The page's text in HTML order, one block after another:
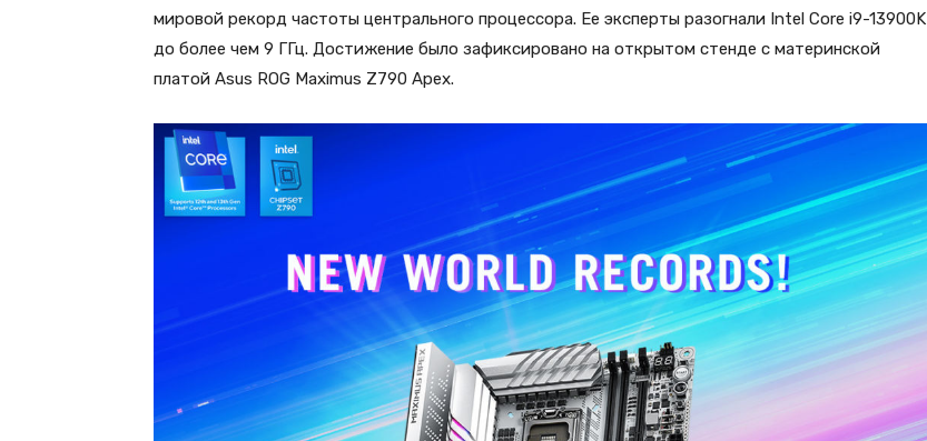
мировой рекорд частоты центрального процессора. Ее эксперты разогнали Intel Core i9-13900K
до более чем 9 ГГц. Достижение было зафиксировано на открытом стенде с материнской
платой Asus ROG Maximus Z790 Apex.